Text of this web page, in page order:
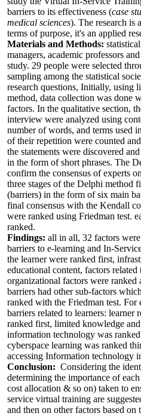
barriers to its effectiveness (case
medical sciences). The research is
terms of purpose, it's an applied
Materials and Methods:
managers, academic professors
study. 29 people were selected
sampling among the statistical
research questions, Initially, using
method, data collection was done
factors. In the qualitative section,
interview were analyzed using
number of words, and terms used
of their repetition were counted
the statements were discovered
in the form of short phrases. The
confirm the consensus of experts
three stages of the Delphi method
(barriers) in the form of six main
final consensus with the Kendall
were ranked using Friedman test.
ranked.
Findings: all in all, 32 factors
barriers to e-learning and In-
the learner were ranked first,
educational content, factors related
organizational factors were ranked
barriers had other sub-factors
ranked with the Friedman test. For
barriers related to learners: learner
ranked first, limited knowledge
information technology was
cyberspace learning was ranked
accessing Information technology
Conclusion: Considering the
determining the importance of
cost allocation & so on) taken to
service virtual training are
and then on other factors based